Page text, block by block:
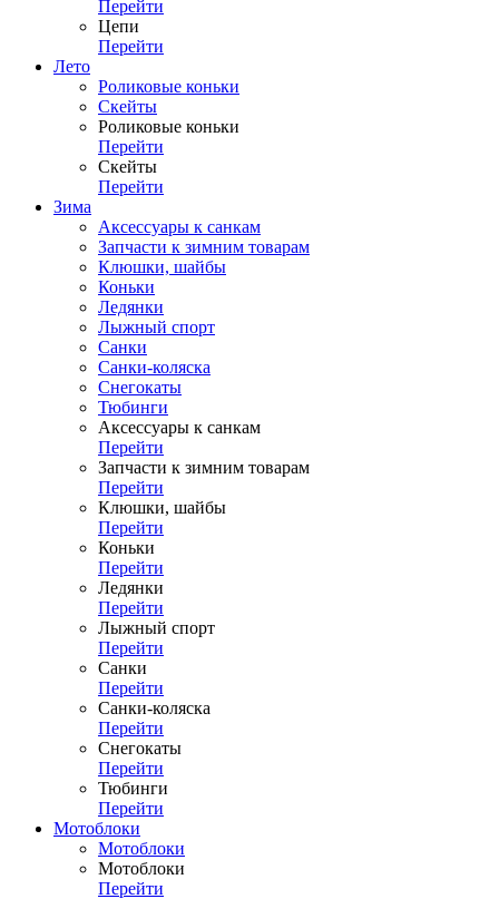
Перейти
Цепи
Перейти
Лето
Роликовые коньки
Скейты
Роликовые коньки
Перейти
Скейты
Перейти
Зима
Аксессуары к санкам
Запчасти к зимним товарам
Клюшки, шайбы
Коньки
Ледянки
Лыжный спорт
Санки
Санки-коляска
Снегокаты
Тюбинги
Аксессуары к санкам
Перейти
Запчасти к зимним товарам
Перейти
Клюшки, шайбы
Перейти
Коньки
Перейти
Ледянки
Перейти
Лыжный спорт
Перейти
Санки
Перейти
Санки-коляска
Перейти
Снегокаты
Перейти
Тюбинги
Перейти
Мотоблоки
Мотоблоки
Мотоблоки
Перейти